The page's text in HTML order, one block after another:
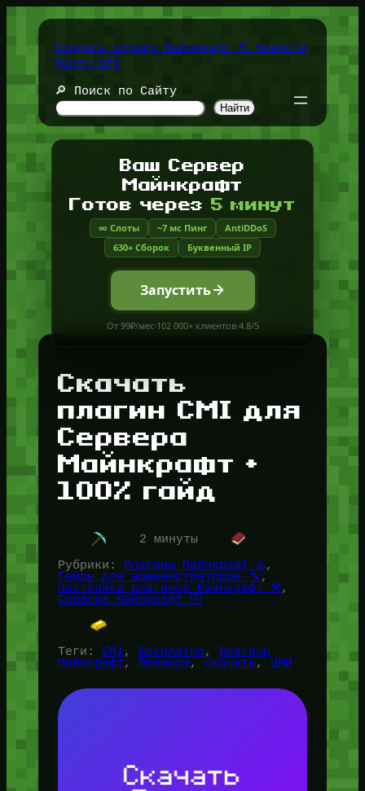
содержимомуСоздать сервер Майнкрафт ⛏️ Новости
Minecraft
🔎 Поиск по Сайту
Найти
Ваш Сервер
Майнкрафт
Готов через 5 минут
∞ Слоты ~7 мс Пинг
AntiDDoS
630+ Сборок
Буквенный IP
Запустить
От 99₽/мес·102 000+ клиентов·4.8/5
Скачать
плагин CMI для
Сервера
Майнкрафт +
100% гайд
2 минуты
Рубрики:
Плагины Майнкрафт ♨️
Гайды для администраторов 🔧
Настройка плагинов Майнкрафт ⚒️
Сервера Майнкрафт 🛜
Теги: CMI, Бесплатно,
Плагины
Майнкрафт, Премиум, скачать, ЦМИ